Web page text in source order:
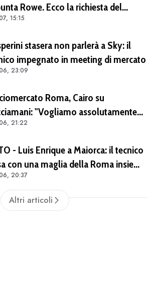
Rowe. Ecco la richiesta del
15:15
stasera non parlerà a Sky: il
impegnato in meeting di mercato
23:09
Roma, Cairo su
"Vogliamo assolutamente
Distanza tra i club sulla
21:22
- Luis Enrique a Maiorca: il tecnico
con una maglia della Roma insieme
giallorossi
20:37
Altri articoli